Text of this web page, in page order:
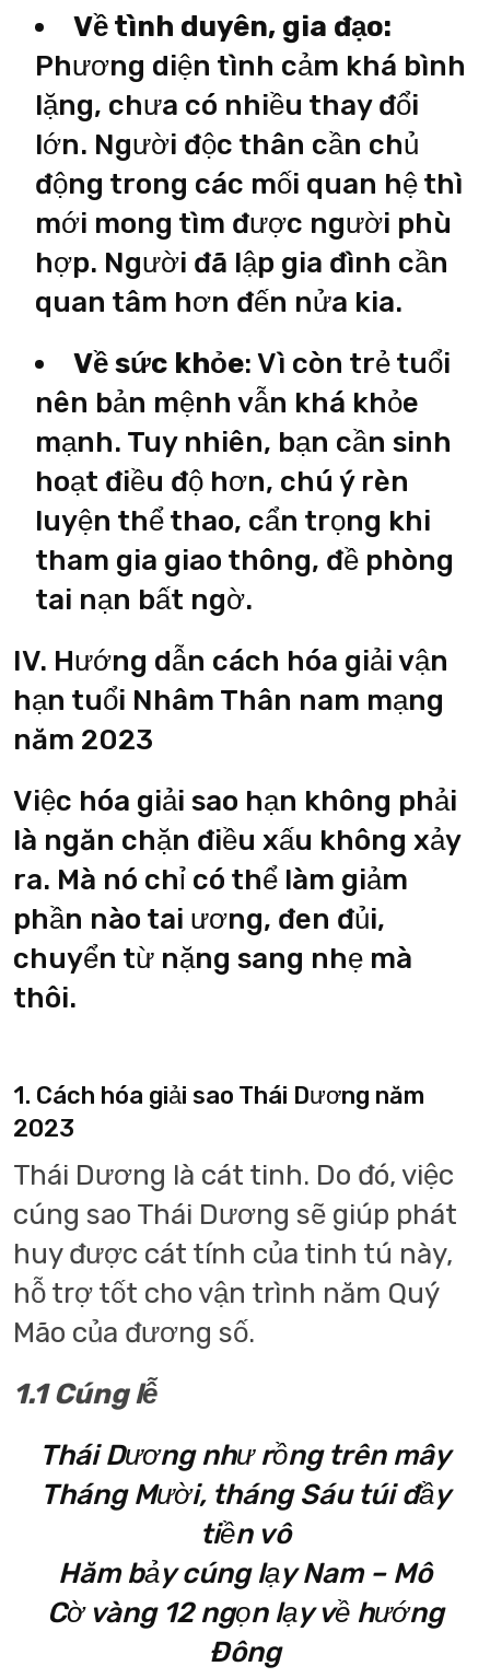
Về tình duyên, gia đạo:
Phương diện tình cảm khá bình
lặng, chưa có nhiều thay đổi
lớn. Người độc thân cần chủ
động trong các mối quan hệ thì
mới mong tìm được người phù
hợp. Người đã lập gia đình cần
quan tâm hơn đến nửa kia.
Về sức khỏe: Vì còn trẻ tuổi
nên bản mệnh vẫn khá khỏe
mạnh. Tuy nhiên, bạn cần sinh
hoạt điều độ hơn, chú ý rèn
luyện thể thao, cẩn trọng khi
tham gia giao thông, đề phòng
tai nạn bất ngờ.
IV. Hướng dẫn cách hóa giải vận
hạn tuổi Nhâm Thân nam mạng
năm 2023
Việc hóa giải sao hạn không phải
là ngăn chặn điều xấu không xảy
ra. Mà nó chỉ có thể làm giảm
phần nào tai ương, đen đủi,
chuyển từ nặng sang nhẹ mà
thôi.
1. Cách hóa giải sao Thái Dương năm
2023
Thái Dương là cát tinh. Do đó, việc
cúng sao Thái Dương sẽ giúp phát
huy được cát tính của tinh tú này,
hỗ trợ tốt cho vận trình năm Quý
Mão của đương số.
1.1 Cúng lễ
Thái Dương như rồng trên mây
Tháng Mười, tháng Sáu túi đầy
tiền vô
Hăm bảy cúng lạy Nam – Mô
Cờ vàng 12 ngọn lạy về hướng
Đông